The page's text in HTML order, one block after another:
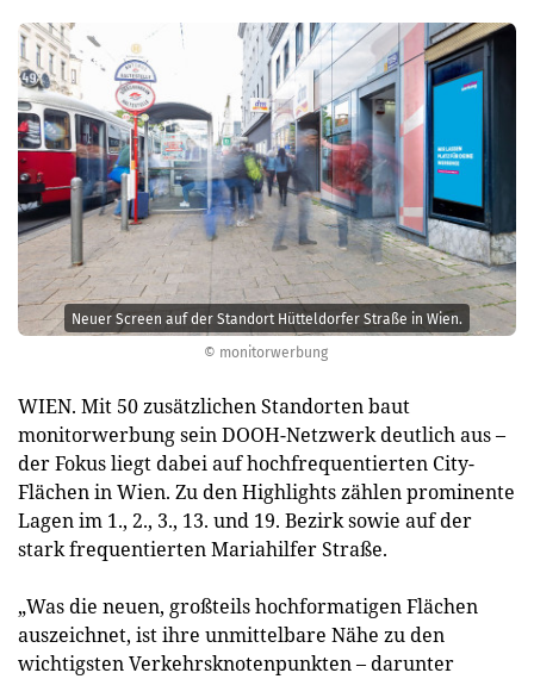
© monitorwerbung
Neuer Screen auf der Standort Hütteldorfer Straße in Wien.
WIEN. Mit 50 zusätzlichen Standorten baut
monitorwerbung sein DOOH-Netzwerk deutlich aus –
der Fokus liegt dabei auf hochfrequentierten City-
Flächen in Wien. Zu den Highlights zählen prominente
Lagen im 1., 2., 3., 13. und 19. Bezirk sowie auf der
stark frequentierten Mariahilfer Straße.
„Was die neuen, großteils hochformatigen Flächen
auszeichnet, ist ihre unmittelbare Nähe zu den
wichtigsten Verkehrsknotenpunkten – darunter